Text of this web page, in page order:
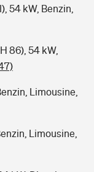
54 kW, Benzin,
86), 54 kW,
Limousine,
Limousine,